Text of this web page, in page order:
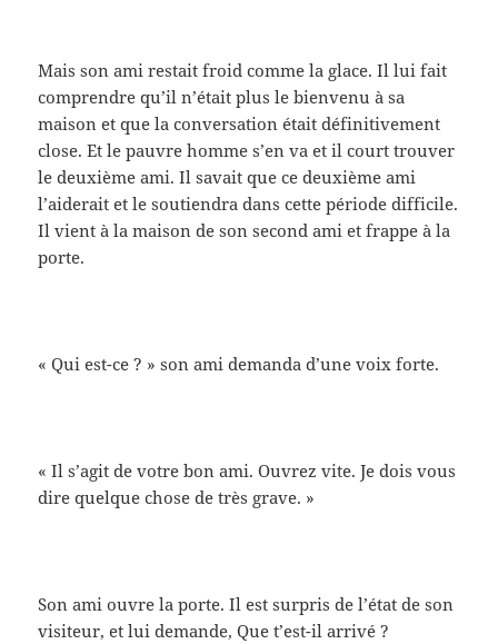
Mais son ami restait froid comme la glace. Il lui fait
comprendre qu’il n’était plus le bienvenu à sa
maison et que la conversation était définitivement
close. Et le pauvre homme s’en va et il court trouver
le deuxième ami. Il savait que ce deuxième ami
l’aiderait et le soutiendra dans cette période difficile.
Il vient à la maison de son second ami et frappe à la
porte.
« Qui est-ce ? » son ami demanda d’une voix forte.
« Il s’agit de votre bon ami. Ouvrez vite. Je dois vous
dire quelque chose de très grave. »
Son ami ouvre la porte. Il est surpris de l’état de son
visiteur, et lui demande, Que t’est-il arrivé ?